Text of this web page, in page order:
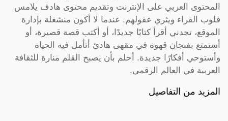
المحتوى العربي على الإنترنت وتقديم محتوى هادف يلامس
قلوب القراء ويثري عقولهم. عندما لا أكون منشغلة بإدارة
الموقع، تجدني أقرأ كتابًا جديدًا، أو أكتب قصة قصيرة، أو
أستمتع بفنجان قهوة في مقهى هادئ أتأمل فيه الحياة
وأستوحي أفكارًا جديدة. أحلم بأن يصبح القلم منارة للثقافة
العربية في العالم الرقمي.
المزيد من التفاصيل